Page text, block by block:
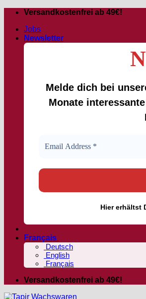
Passer
contenu
Versandkostenfrei ab 49€!
Jobs
Newsletter
Melde dich bei
Monate
Hiererhältst
Français
Deutsch
English
Français
Versandkostenfrei ab 49€!